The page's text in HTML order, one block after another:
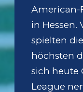
American-
in Hessen.
spielten
höchsten
sich heute
League